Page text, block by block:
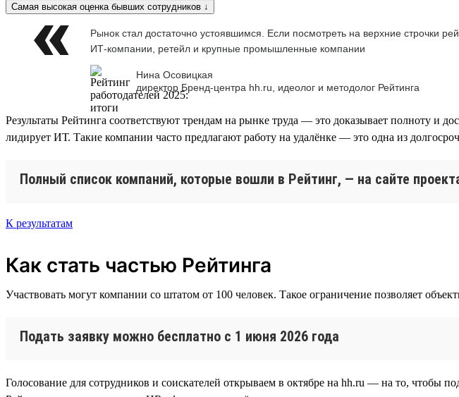
Самая высокая оценка бывших сотрудников ↓
Рынок стал достаточно устоявшимся. Если посмотреть на верхние строчки
ИТ-компании, ретейл и крупные промышленные компании
Нина Осовицкая
директор Бренд-центра hh.ru, идеолог и методолог Рейтинга
Результаты Рейтинга соответствуют трендам на рынке труда — это доказывает полноту и
лидирует ИТ. Такие компании часто предлагают работу на удалёнке — это одна из
Полный список компаний, которые вошли в Рейтинг, — на сайте
К результатам
Как стать частью Рейтинга
Участвовать могут компании со штатом от 100 человек. Такое ограничение позволяет
Подать заявку можно бесплатно с 1 июня 2026 года
Голосование для сотрудников и соискателей открываем в октябре на hh.ru — на то, чтобы